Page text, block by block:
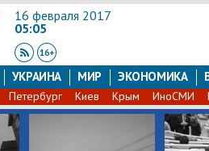
16 февраля 2017
05:05
УКРАИНА МИР ЭКОНОМИКА
Петербург Киев Крым ИноСМИ